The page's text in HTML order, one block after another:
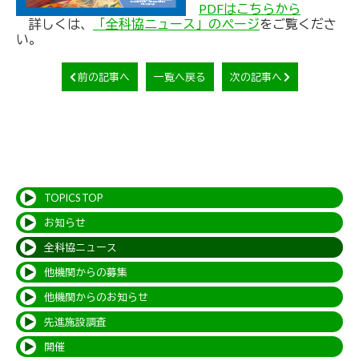
PDFはこちらから
詳しくは、
「全科協ニュース」のページをご覧くださ
い。
前の記事へ 一覧へ戻る 次の記事へ
TOPICS TOP
お知らせ
全科協ニュース
他機関からの募集
他機関からのお知らせ
先進施設調査
開催